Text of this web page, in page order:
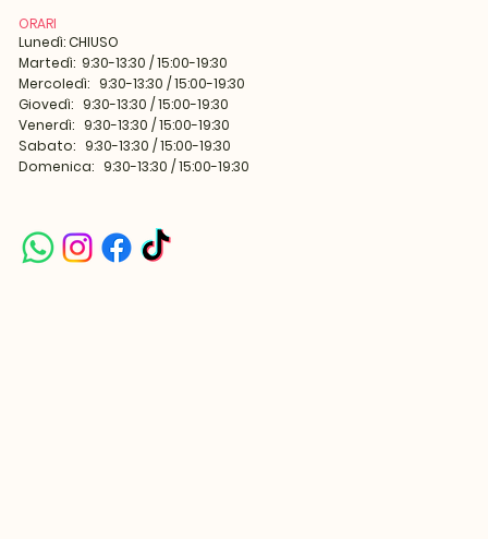
ORARI
Lunedì: CHIUSO
Martedì: 9:30-13:30 / 15:00-19:30
Mercoledì: 9:30-13:30 / 15:00-19:30
Giovedì: 9:30-13:30 / 15:00-19:30
Venerdì: 9:30-13:30 / 15:00-19:30
Sabato: 9:30-13:30 / 15:00-19:30
Domenica: 9:30-13:30 / 15:00-19:30